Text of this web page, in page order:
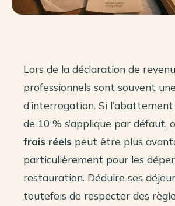
Lors de la déclaration de
professionnels sont souvent
d’interrogation. Si
de 10 % s’applique par défaut,
frais réels peut être plus
particulièrement pour les
restauration. Déduire ses
toutefois de respecter des